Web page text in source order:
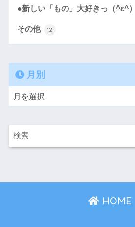
●新しい「もの」大好きっ（^ε^）
その他 12
月別
HOME